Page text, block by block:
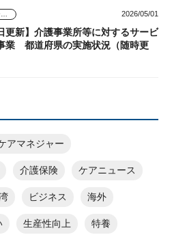
お役立ちコンテンツ 2026/05/01
更新】介護事業所等に対するサービ
業 都道府県の実施状況（随時更
アマネジャー
介護保険 ケアニュース
ビジネス 海外
生産性向上 特養